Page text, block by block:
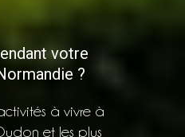
votre
?
à vivre à
et les plus